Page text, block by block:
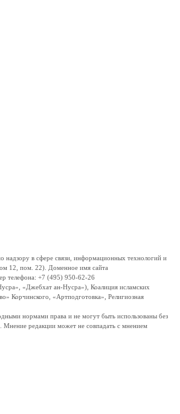
в сфере связи, информационных технологий и
12, пом. 22). Доменное имя сайта
телефона: +7 (495) 950-62-26
«Джебхат ан-Нусра»), Коалиция исламских
Корчинского, «Артподготовка», Религиозная
нормами права и не могут быть использованы без
Мнение редакции может не совпадать с мнением